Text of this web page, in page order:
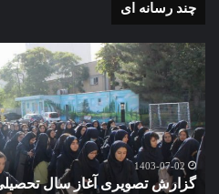
چند رسانه ای
گزارش
تصویری
آغاز
سال
تحصیلی
دبیرستان
نمونه
دولتی
1403-07-02
گزارش تصویری آغاز سال